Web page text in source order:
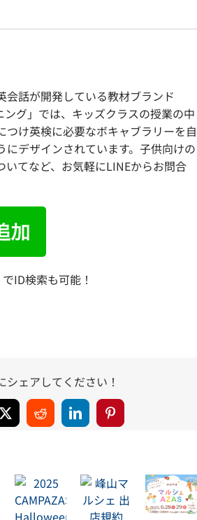
会話が開発している教材ブランド
グ」では、キッズクラスの授業の中
つけ英検に必要なボキャブラリーを自
にデザインされています。子供向けの
いてなど、お気軽にLINEからお問合
ID検索も可能！
シェアしてください！
X RedditLinkedInPinterest